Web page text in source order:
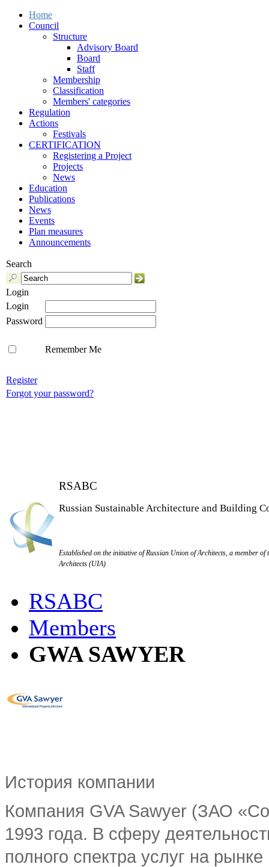
Home
Council
Structure
Advisory Board
Board
Staff
Membership
Classification
Members' categories
Regulation
Actions
Festivals
CERTIFICATION
Registering a Project
Projects
News
Education
Publications
News
Events
Plan measures
Announcements
Search
Login
Login
Password
Remember Me
Register
Forgot your password?
RSABC
Russian Sustainable Architecture and Building
Established on the initiative of Russian Union of Architects, a member
Architects (UIA)
RSABC
Members
GWA SAWYER
История компании
Компания GVA Sawyer (ЗАО
1993 года. В сферу
полного спектра услуг на